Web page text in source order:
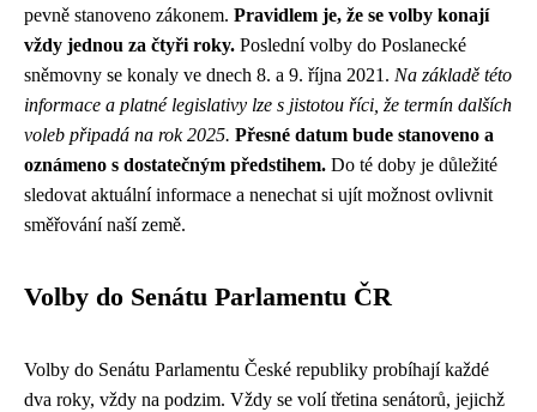
pevně stanoveno zákonem. Pravidlem je, že se volby konají
vždy jednou za čtyři roky. Poslední volby do Poslanecké
sněmovny se konaly ve dnech 8. a 9. října 2021. Na základě této
informace a platné legislativy lze s jistotou říci, že termín dalších
voleb připadá na rok 2025. Přesné datum bude stanoveno a
oznámeno s dostatečným předstihem. Do té doby je důležité
sledovat aktuální informace a nenechat si ujít možnost ovlivnit
směřování naší země.
Volby do Senátu Parlamentu ČR
Volby do Senátu Parlamentu České republiky probíhají každé
dva roky, vždy na podzim. Vždy se volí třetina senátorů, jejichž